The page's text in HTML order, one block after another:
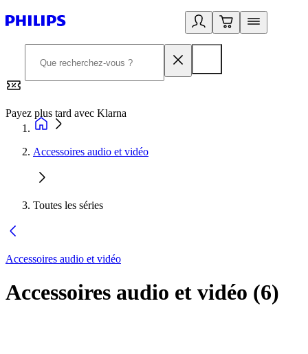
Payez plus tard avec Klarna
Accessoires audio et vidéo
Toutes les séries
Accessoires audio et vidéo
Accessoires audio et vidéo (6)